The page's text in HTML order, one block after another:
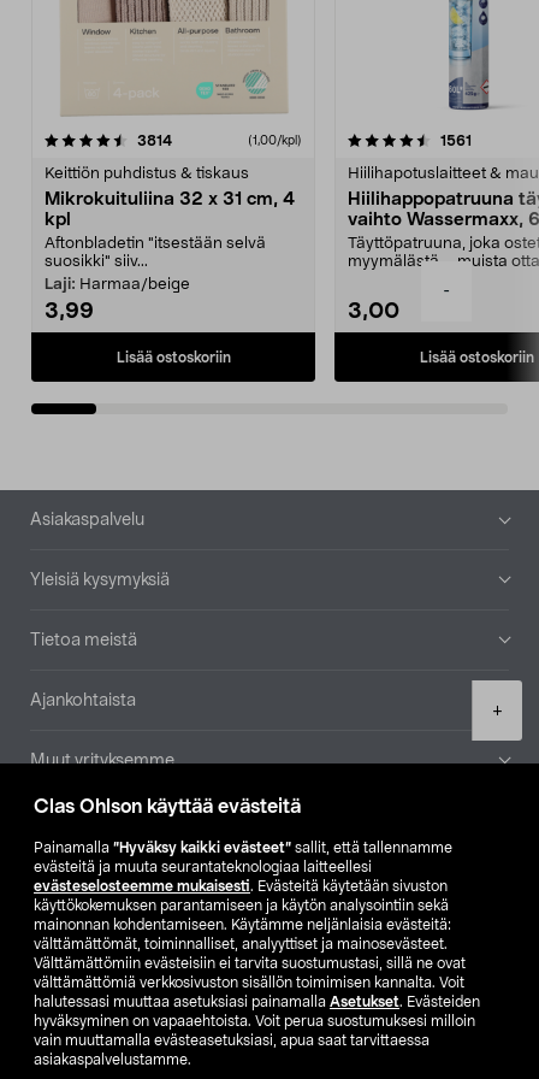
Clas Ohlson käyttää evästeitä
Painamalla ”Hyväksy kaikki evästeet” sallit, että tallennamme
evästeitä ja muuta seurantateknologiaa laitteellesi
evästeselosteemme mukaisesti. Evästeitä käytetään sivuston
käyttökokemuksen parantamiseen ja käytön analysointiin sekä
mainonnan kohdentamiseen. Käytämme neljänlaisia evästeitä:
välttämättömät, toiminnalliset, analyyttiset ja mainosevästeet.
Välttämättömiin evästeisiin ei tarvita suostumustasi, sillä ne ovat
välttämättömiä verkkosivuston sisällön toimimisen kannalta. Voit
halutessasi muuttaa asetuksiasi painamalla Asetukset. Evästeiden
hyväksyminen on vapaaehtoista. Voit perua suostumuksesi milloin
vain muuttamalla evästeasetuksiasi, apua saat tarvittaessa
asiakaspalvelustamme.
-
+
3814arvostelut (1,00/kpl)
Keittiön puhdistus & tiskaus
Mikrokuituliina 32 x 31 cm, 4
kpl
Aftonbladetin "itsestään selvä
suosikki" siiv...
Laji: Harmaa/beige
3,99
Lisää ostoskoriin
4.5viidestä
1561
Hiilihapotuslaitteet &
Hiilihappopatruuna
vaihto Wassermaxx,
Täyttöpatruuna, joka
myymälästä – muista
3,00
Lisää ostoskoriin
4.5viidestä
Alatunniste
Asiakaspalvelu
Yleisiä kysymyksiä
Tietoa meistä
Ajankohtaista
Muut yrityksemme
Etsi myymälä
SE NO FI
FI SV